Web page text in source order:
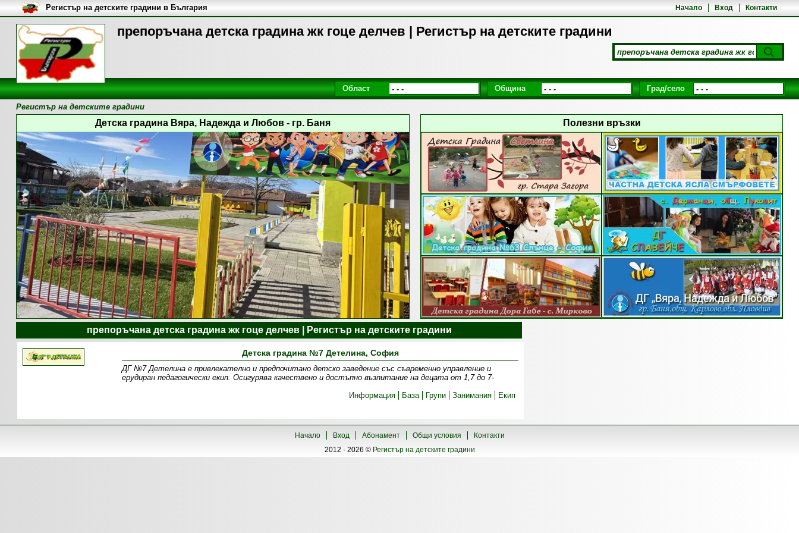
препоръчана детска градина жк гоце делчев | Регистър на детските градини
Начало Вход Контакти
Регистър на детските градини в България
Област Община Град/село
Регистър на детските градини
Полезни връзки
Детска градина Вяра, Надежда и Любов - гр. Баня
препоръчана детска градина жк гоце делчев | Регистър на детските градини
Детска градина №7 Детелина, София
ДГ №7 Детелина е привлекателно и предпочитано детско заведение със съвременно управление и
ерудиран педагогически екип. Осигурява качествено и достъпно възпитание на децата от 1,7 до 7-
Информация
База Групи Занимания Екип
Начало Вход Абонамент Общи условия
Контакти
2012 - 2026 © Регистър на детските градини